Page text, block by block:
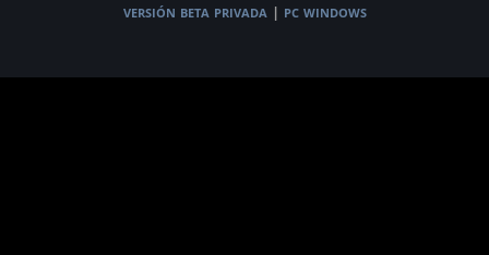
versión beta privada | pc windows